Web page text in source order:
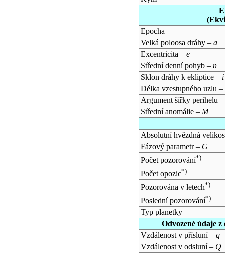
Epocha
Velká poloosa dráhy – a
Excentricita – e
Střední denní pohyb – n
Sklon dráhy k ekliptice – i
Délka vzestupného uzlu –
Argument šířky perihelu
Střední anomálie – M
Absolutní hvězdná
Fázový parametr – G
Počet pozorování*)
Počet opozic*)
Pozorována v letech*)
Poslední pozorování*)
Typ planetky
Odvozené údaje
Vzdálenost v přísluní – q
Vzdálenost v odsluní – Q